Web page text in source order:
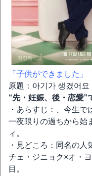
「子供ができました」
原題：아기가 생겼어요
“先・妊娠、後・恋愛”
・あらすじ：、今生
一夜限りの過ちから始
ィ。
・見どころ：同名の人
チェ・ジニョク×オ・
目。